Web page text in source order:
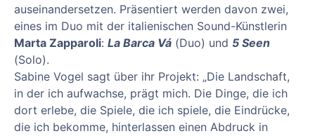
auseinandersetzen. Präsentiert werden davon zwei,
eines im Duo mit der italienischen Sound-Künstlerin
Marta Zapparoli: La Barca Vá (Duo) und 5 Seen
(Solo).
Sabine Vogel sagt über ihr Projekt: „Die Landschaft,
in der ich aufwachse, prägt mich. Die Dinge, die ich
dort erlebe, die Spiele, die ich spiele, die Eindrücke,
die ich bekomme, hinterlassen einen Abdruck in